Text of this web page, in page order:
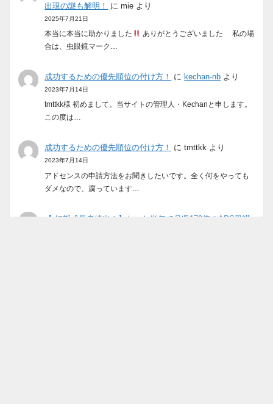
出現の謎も解明！
にmie より
2025年7月21日
本当に本当に助かりました
ありがとうございました 私の場
合は、虫眼鏡マーク…
成功するための優先順位の付け方！ に kechan-nb より
2023年7月14日
tmttkk様 初めまして。当サイトの管理人・Kechanと申します。
この度は…
成功するための優先順位の付け方！ にtmttkk より
2023年7月14日
アドセンスの申請方法をお聞きしたいです。全く何をやっても
ダメなので、腐っています…
【 短期成長者続出！】たった半年で月収170倍のAPS受講